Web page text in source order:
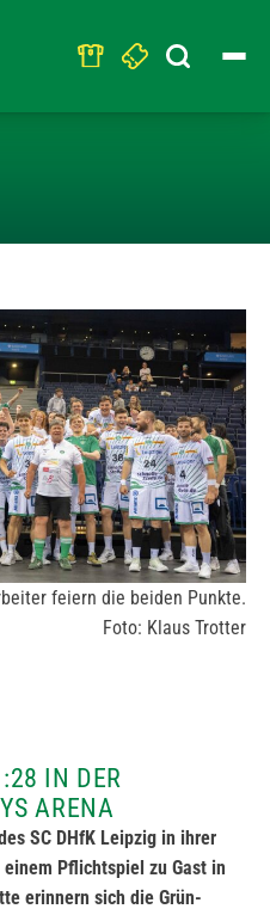
Search
for:
feiern die beiden Punkte.
Foto: Klaus Trotter
IN DER
ARENA
SC DHfK Leipzig in ihrer
Pflichtspiel zu Gast in
erinnern sich die Grün-